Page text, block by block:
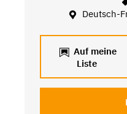
Deutsch-
Auf meine
Liste